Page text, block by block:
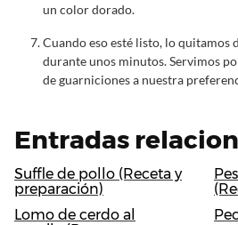
un color dorado.
Cuando eso esté listo, lo quitamos
durante unos minutos. Servimos
de guarniciones a nuestra
Entradas
Suffle de pollo (Receta y
preparación)
Lomo de cerdo al